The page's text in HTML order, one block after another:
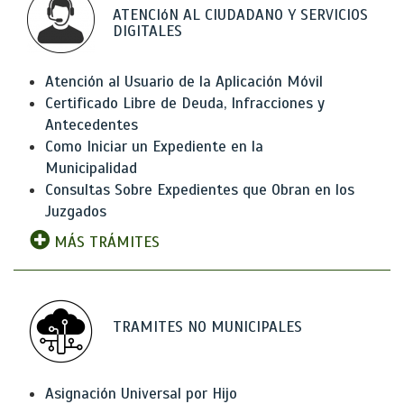
ATENCIóN AL CIUDADANO Y SERVICIOS
DIGITALES
Atención al Usuario de la Aplicación Móvil
Certificado Libre de Deuda, Infracciones y
Antecedentes
Como Iniciar un Expediente en la
Municipalidad
Consultas Sobre Expedientes que Obran en los
Juzgados
MÁS TRÁMITES
TRAMITES NO MUNICIPALES
Asignación Universal por Hijo